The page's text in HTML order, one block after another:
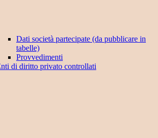
Dati società partecipate (da pubblicare in
tabelle)
Provvedimenti
di diritto privato controllati